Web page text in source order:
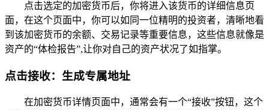
点击选定的加密货币后，你将进入该货币的详细信息页
面，在这个页面中，你可以如同一位精明的投资者，清晰地看
到该加密货币的余额、交易记录等重要信息，这些信息就像是
资产的“体检报告”,让你对自己的资产状况了如指掌。
点击接收：生成专属地址
在加密货币详情页面中，通常会有一个“接收”按钮，这个